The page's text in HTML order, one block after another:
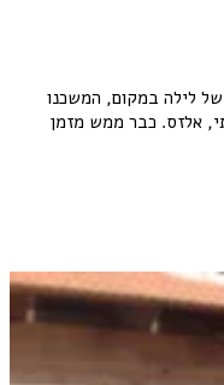
של לילה במקום, המשכנו
אלזס. כבר ממש מזמן